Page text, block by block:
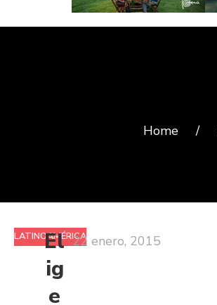
Home /
LATINOAMÉRICA
El
ig
e
22 enero, 2015